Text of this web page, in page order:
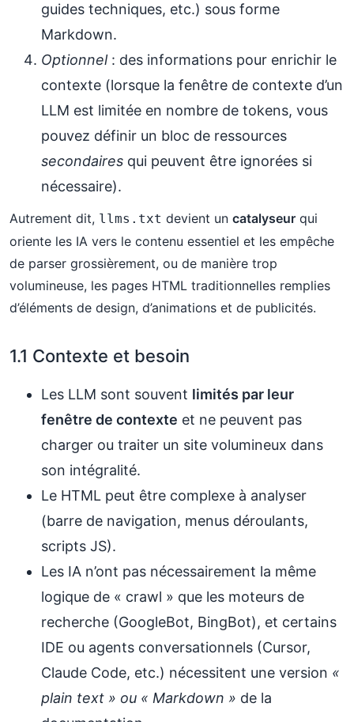
guides techniques, etc.) sous forme
Markdown.
Optionnel: des informations pour enrichir le
contexte (lorsque la fenêtre de contexte d’un
LLM est limitée en nombre de tokens, vous
pouvez définir un bloc de ressources
secondaires qui peuvent être ignorées si
nécessaire).
Autrement dit, llms.txt devient un catalyseur qui
oriente les IA vers le contenu essentiel et les empêche
de parser grossièrement, ou de manière trop
volumineuse, les pages HTML traditionnelles remplies
d’éléments de design, d’animations et de publicités.
1.1 Contexte et besoin
Les LLM sont souvent limités par leur
fenêtre de contexte et ne peuvent pas
charger ou traiter un site volumineux dans
son intégralité.
Le HTML peut être complexe à analyser
(barre de navigation, menus déroulants,
scripts JS).
Les IA n’ont pas nécessairement la même
logique de « crawl » que les moteurs de
recherche (GoogleBot, BingBot), et certains
IDE ou agents conversationnels (Cursor,
Claude Code, etc.) nécessitent une version «
plain text » ou « Markdown » de la